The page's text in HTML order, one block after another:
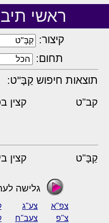
ראשי
קיצור:
תחום:
תוצאות חיפוש קַבָּ"ט:
קב"ט קצין
קַבָּ"ט קצין
גלישה
צפ"א צע"ג
צ"פ
צעב"ח